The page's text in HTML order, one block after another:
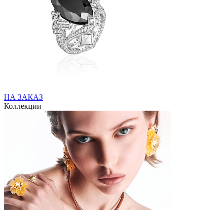
НА ЗАКАЗ
Коллекции